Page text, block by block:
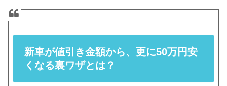
新車が値引き金額から、更に50万円安
くなる裏ワザとは？